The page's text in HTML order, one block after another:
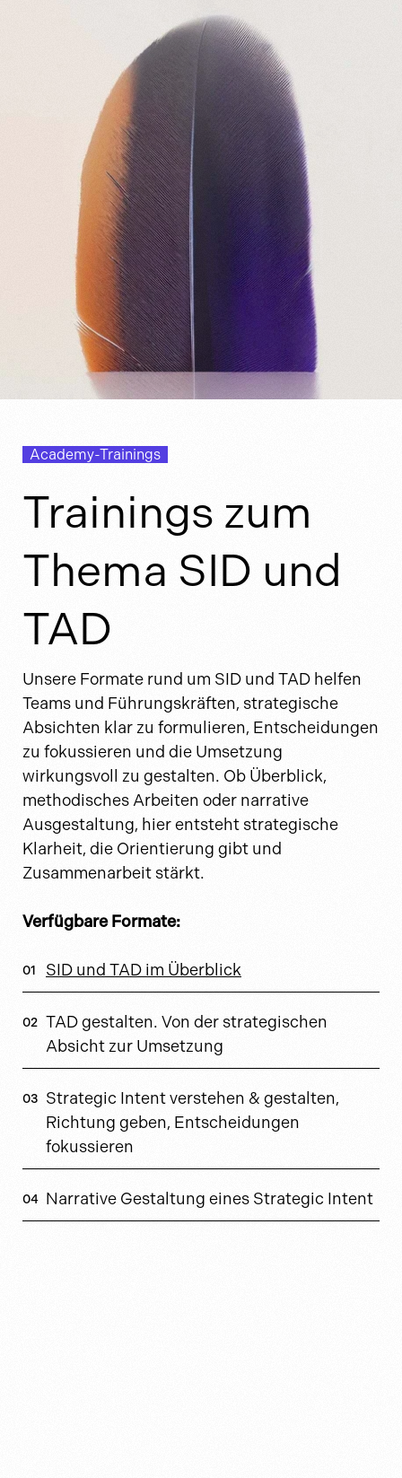
Academy-Trainings
Trainings zum
Thema SID und
TAD
Unsere Formate rund um SID und TAD helfen
Teams und Führungskräften, strategische
Absichten klar zu formulieren, Entscheidungen
zu fokussieren und die Umsetzung
wirkungsvoll zu gestalten. Ob Überblick,
methodisches Arbeiten oder narrative
Ausgestaltung, hier entsteht strategische
Klarheit, die Orientierung gibt und
Zusammenarbeit stärkt.
Verfügbare Formate:
SID und TAD im Überblick
TAD gestalten. Von der strategischen
Absicht zur Umsetzung
Strategic Intent verstehen & gestalten,
Richtung geben, Entscheidungen
fokussieren
Narrative Gestaltung eines Strategic Intent